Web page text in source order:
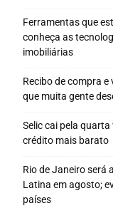
Ferramentas que
conheça as
imobiliárias
Recibo de compra
que muita gente
Selic cai pela
crédito mais barato
Rio de Janeiro será
Latina em agosto;
países